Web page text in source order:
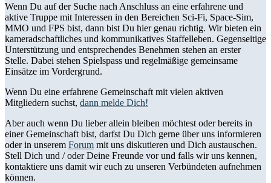
Wenn Du auf der Suche nach Anschluss an eine erfahrene und
aktive Truppe mit Interessen in den Bereichen Sci-Fi, Space-Sim,
MMO und FPS bist, dann bist Du hier genau richtig. Wir bieten ein
kameradschaftliches und kommunikatives Staffelleben. Gegenseitige
Unterstützung und entsprechendes Benehmen stehen an erster
Stelle. Dabei stehen Spielspass und regelmäßige gemeinsame
Einsätze im Vordergrund.
Wenn Du eine erfahrene Gemeinschaft mit vielen aktiven
Mitgliedern suchst, dann melde Dich!
Aber auch wenn Du lieber allein bleiben möchtest oder bereits in
einer Gemeinschaft bist, darfst Du Dich gerne über uns informieren
oder in unserem Forum mit uns diskutieren und Dich austauschen.
Stell Dich und / oder Deine Freunde vor und falls wir uns kennen,
kontaktiere uns damit wir euch zu unseren Verbündeten aufnehmen
können.